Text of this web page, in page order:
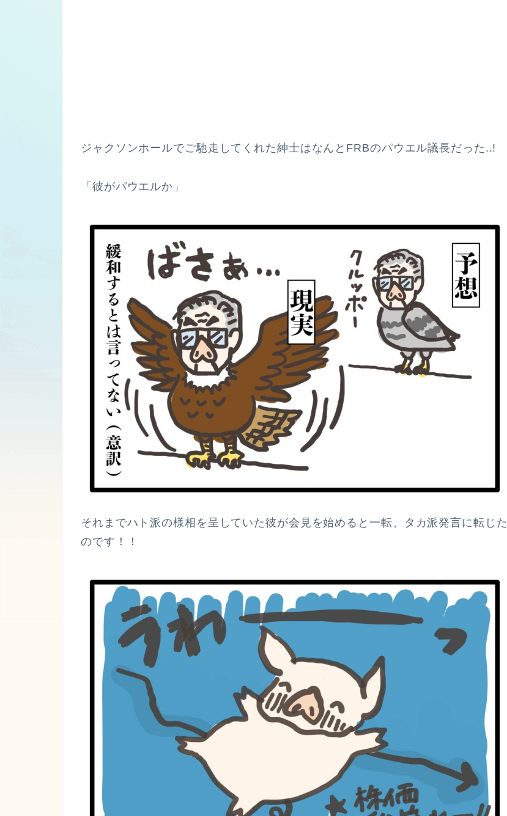
ジャクソンホールでご馳走してくれた紳士はなんとFRBのパウエル議長だった..!
「彼がパウエルか」
それまでハト派の様相を呈していた彼が会見を始めると一転、タカ派発言に転じた
のです！！